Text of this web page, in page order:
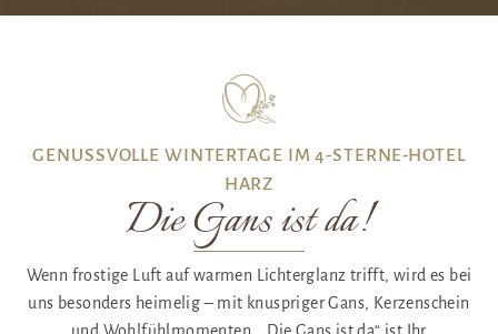
GENUSSVOLLE WINTERTAGE IM 4-STERNE-HOTEL
HARZ
Die Gans ist da!
Wenn frostige Luft auf warmen Lichterglanz trifft, wird es bei
uns besonders heimelig – mit knuspriger Gans, Kerzenschein